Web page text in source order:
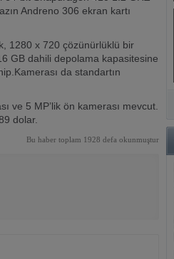
Andreno 306 ekran kartı
1280 x 720 çözünürlüklü bir
GB dahili depolama kapasitesine
da standartın
ve 5 MP’lik ön kamerası mevcut.
dolar.
Bu haber toplam 1928 defa okunmuştur